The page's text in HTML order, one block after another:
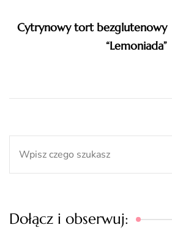
Cytrynowy tort bezglutenowy
“Lemoniada”
Dołącz i obserwuj: